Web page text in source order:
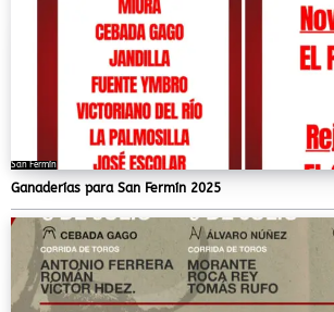
San Fermín
Ganaderías para San Fermín 2025